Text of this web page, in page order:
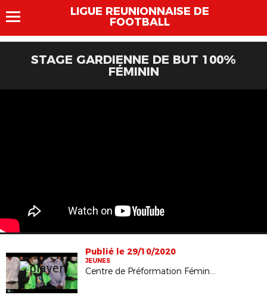
LIGUE REUNIONNAISE DE
FOOTBALL
STAGE GARDIENNE DE BUT 100%
FÉMININ
Publié le 29/10/2020
JEUNES
Centre de Préformation Féminin de Football: Remise des équipements